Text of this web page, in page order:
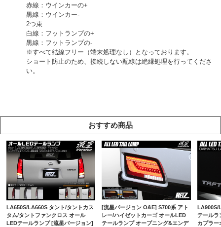
赤線：ウインカーの+
黒線：ウインカー-
2つ束
白線：フットランプの+
黒線：フットランプの-
※すべて結線フリー（端末処理なし）となっております。
ショート防止のため、接続しない配線は絶縁処理を行ってくださ
い。
おすすめ商品
LA650S/LA660S タント/タントカス
タム/タントファンクロス オール
LEDテールランプ [流星バージョン]
[流星バージョン O&E] S700系 アト
レー/ハイゼットカーゴ オールLED
テールランプ オープニング&エンデ
LA900S/
テールラ
カプラー